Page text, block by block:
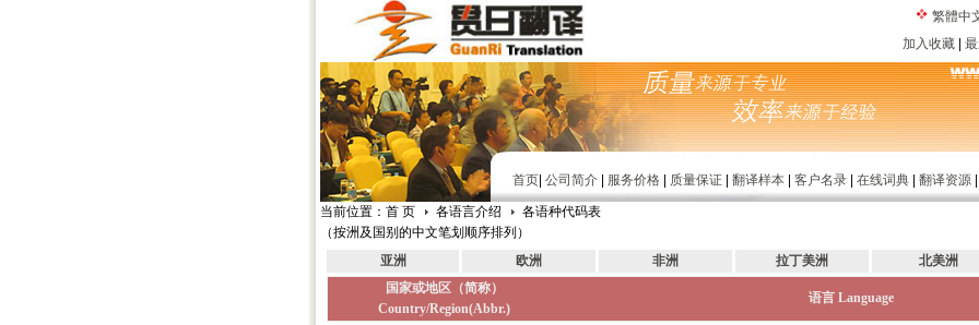
繁體中
加入收藏
首页 公司简介 服务价格 质量保证 翻译样本 客户名录 在线词典 翻译资源
当前位置：首 页 各语言介绍
各语种代码表
（按洲及国别的中文笔划顺序排列）
亚洲
欧洲 非洲 拉丁美洲 北美洲
国家或地区（简称）
Country/Region(Abbr.)
语言 Language